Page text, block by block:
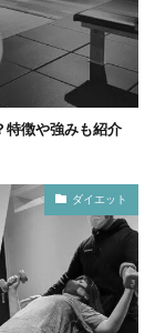
特徴や強みも紹介
ダイエット